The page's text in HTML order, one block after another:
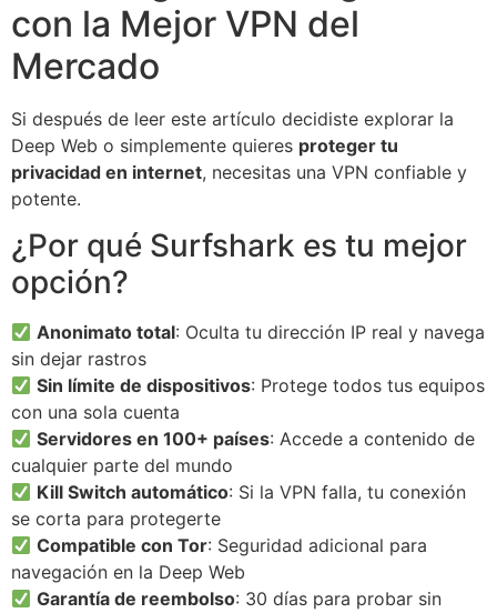
con la Mejor VPN del
Mercado
Si después de leer este artículo decidiste explorar la
Deep Web o simplemente quieres proteger tu
privacidad en internet, necesitas una VPN confiable y
potente.
¿Por qué Surfshark es tu mejor
opción?
Anonimato total: Oculta tu dirección IP real y navega
sin dejar rastros
Sin límite de dispositivos: Protege todos tus equipos
con una sola cuenta
Servidores en 100+ países: Accede a contenido de
cualquier parte del mundo
Kill Switch automático: Si la VPN falla, tu conexión
se corta para protegerte
Compatible con Tor: Seguridad adicional para
navegación en la Deep Web
Garantía de reembolso: 30 días para probar sin